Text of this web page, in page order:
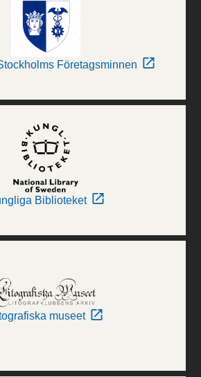
Företagsminnen
Biblioteket
museet